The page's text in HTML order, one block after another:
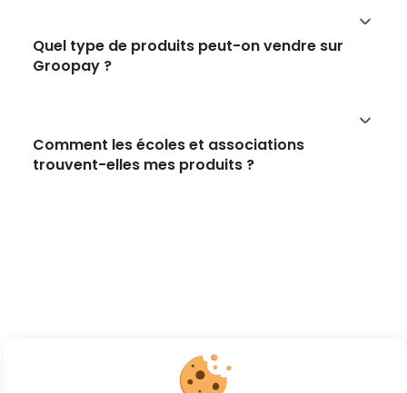
Quel type de produits peut-on vendre sur
Groopay ?
Comment les écoles et associations
trouvent-elles mes produits ?